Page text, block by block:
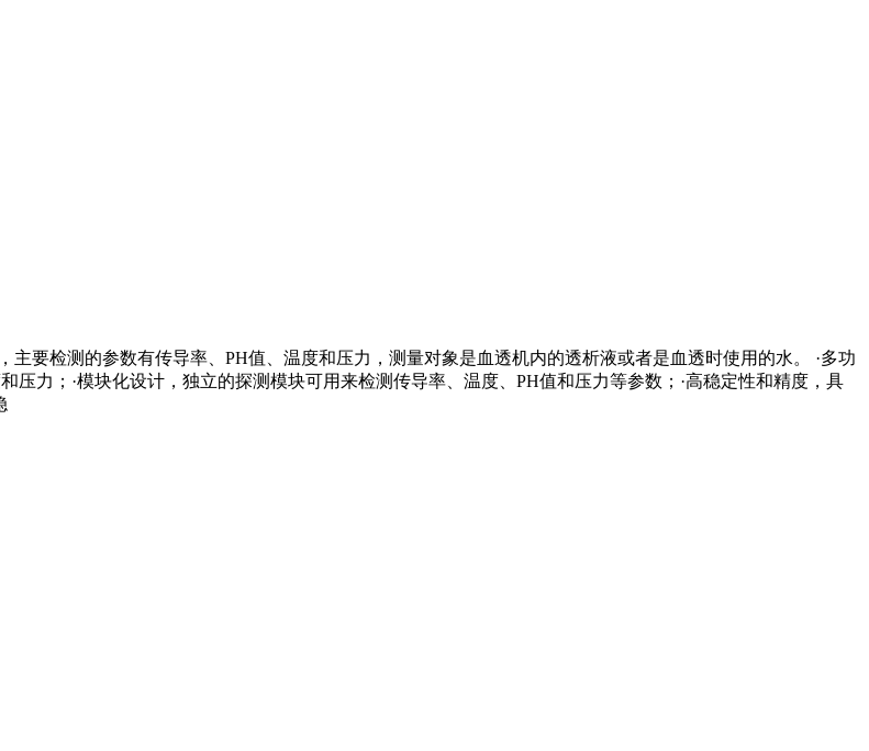
要检测的参数有传导率、PH值、温度和压力，测量对象是血透机内的透析液或者是血透时使用的水。 ·多功
压力；·模块化设计，独立的探测模块可用来检测传导率、温度、PH值和压力等参数；·高稳定性和精度，具